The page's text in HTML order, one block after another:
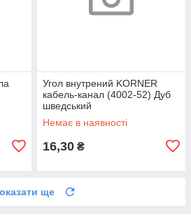
Угол внутрений KORNER
кабель-канал (4002-52) Дуб
шведський
Немає в наявності
16,30 ₴
ще